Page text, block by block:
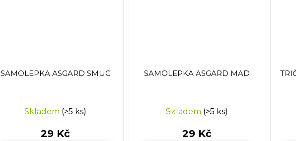
SAMOLEPKA ASGARD SMUG
Skladem (>5 ks)
29 Kč
SAMOLEPKA ASGARD MAD
Skladem (>5 ks)
29 Kč